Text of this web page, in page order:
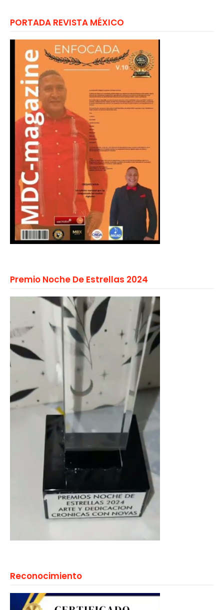
PORTADA REVISTA MÉXICO
Premio Noche De Estrellas 2024
Reconocimiento